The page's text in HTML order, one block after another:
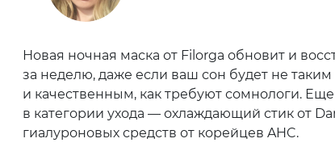
Новая ночная маска от Filorga обновит и
за неделю, даже если ваш сон будет не
и качественным, как требуют сомнологи.
в категории ухода — охлаждающий стик от
гиалуроновых средств от корейцев AHC.